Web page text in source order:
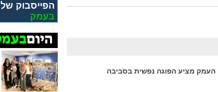
העמק מציע הפוגה נפשית בסביבה
הפייסבוק של
בעמק